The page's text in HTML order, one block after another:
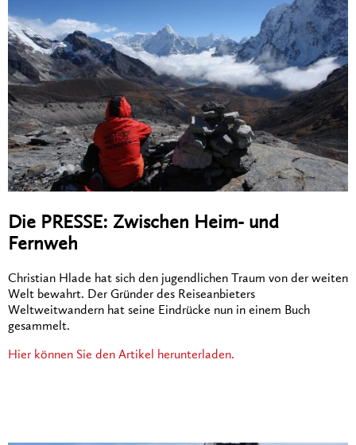
Die PRESSE: Zwischen Heim- und
Fernweh
Christian Hlade hat sich den jugendlichen Traum von der weiten
Welt bewahrt. Der Gründer des Reiseanbieters
Weltweitwandern hat seine Eindrücke nun in einem Buch
gesammelt.
Hier können Sie den Artikel herunterladen.